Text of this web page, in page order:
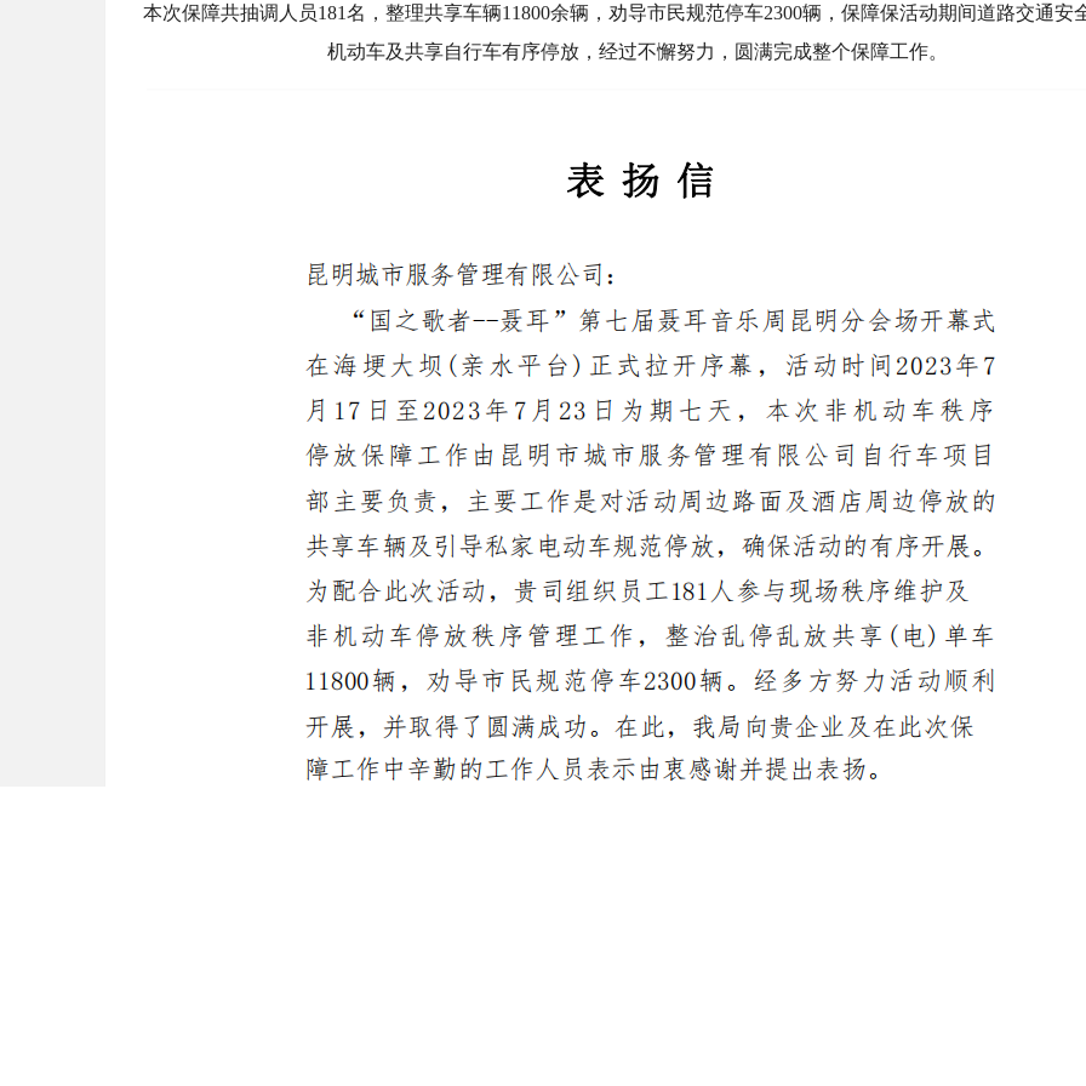
本次保障共抽调人员181名，整理共享车辆11800余辆，劝导市民规范停车2300辆，保障保活动期间道路交通安
机动车及共享自行车有序停放，经过不懈努力，圆满完成整个保障工作。